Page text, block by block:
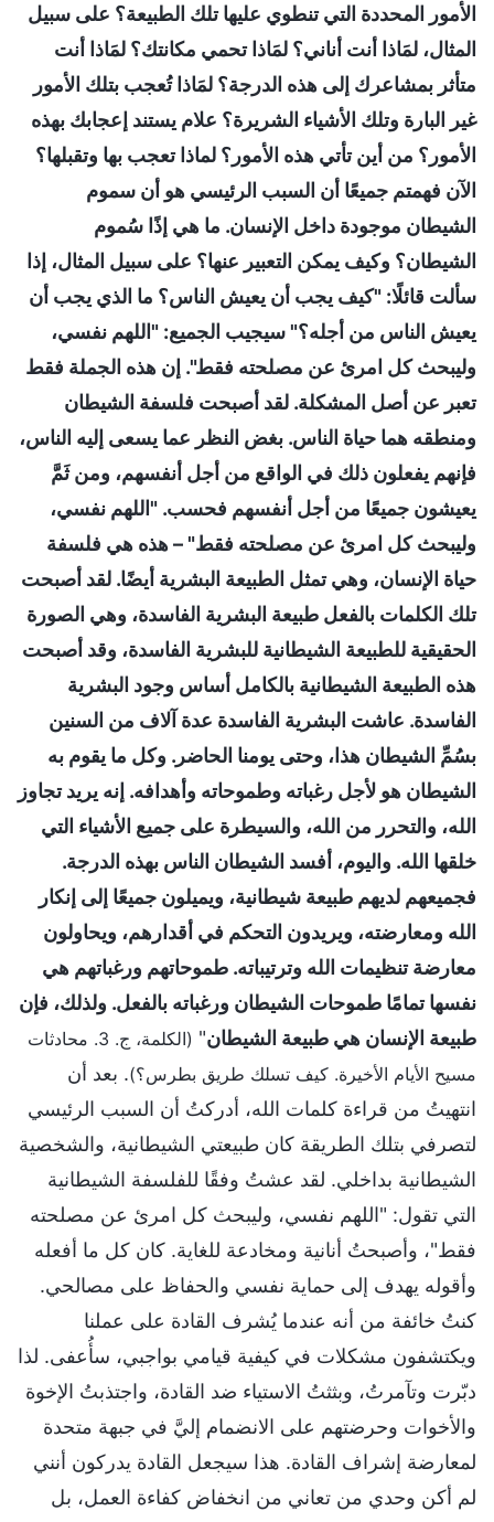
الأمور المحددة التي تنطوي عليها تلك الطبيعة؟ على سبيل
المثال، لمَاذا أنت أناني؟ لمَاذا تحمي مكانتك؟ لمَاذا أنت
متأثر بمشاعرك إلى هذه الدرجة؟ لمَاذا تُعجب بتلك الأمور
غير البارة وتلك الأشياء الشريرة؟ علام يستند إعجابك بهذه
الأمور؟ من أين تأتي هذه الأمور؟ لماذا تعجب بها وتقبلها؟
الآن فهمتم جميعًا أن السبب الرئيسي هو أن سموم
الشيطان موجودة داخل الإنسان. ما هي إذًا سُموم
الشيطان؟ وكيف يمكن التعبير عنها؟ على سبيل المثال، إذا
سألت قائلًا: "كيف يجب أن يعيش الناس؟ ما الذي يجب أن
يعيش الناس من أجله؟" سيجيب الجميع: "اللهم نفسي،
وليبحث كل امرئ عن مصلحته فقط". إن هذه الجملة فقط
تعبر عن أصل المشكلة. لقد أصبحت فلسفة الشيطان
ومنطقه هما حياة الناس. بغض النظر عما يسعى إليه الناس،
فإنهم يفعلون ذلك في الواقع من أجل أنفسهم، ومن ثَمَّ
يعيشون جميعًا من أجل أنفسهم فحسب. "اللهم نفسي،
وليبحث كل امرئ عن مصلحته فقط" – هذه هي فلسفة
حياة الإنسان، وهي تمثل الطبيعة البشرية أيضًا. لقد أصبحت
تلك الكلمات بالفعل طبيعة البشرية الفاسدة، وهي الصورة
الحقيقية للطبيعة الشيطانية للبشرية الفاسدة، وقد أصبحت
هذه الطبيعة الشيطانية بالكامل أساس وجود البشرية
الفاسدة. عاشت البشرية الفاسدة عدة آلاف من السنين
بسُمِّ الشيطان هذا، وحتى يومنا الحاضر. وكل ما يقوم به
الشيطان هو لأجل رغباته وطموحاته وأهدافه. إنه يريد تجاوز
الله، والتحرر من الله، والسيطرة على جميع الأشياء التي
خلقها الله. واليوم، أفسد الشيطان الناس بهذه الدرجة.
فجميعهم لديهم طبيعة شيطانية، ويميلون جميعًا إلى إنكار
الله ومعارضته، ويريدون التحكم في أقدارهم، ويحاولون
معارضة تنظيمات الله وترتيباته. طموحاتهم ورغباتهم هي
نفسها تمامًا طموحات الشيطان ورغباته بالفعل. ولذلك، فإن
طبيعة الإنسان هي طبيعة الشيطان"
(الكلمة، ج. 3. محادثات
مسيح الأيام الأخيرة. كيف تسلك طريق بطرس؟). بعد أن
انتهيتُ من قراءة كلمات الله، أدركتُ أن السبب الرئيسي
لتصرفي بتلك الطريقة كان طبيعتي الشيطانية، والشخصية
الشيطانية بداخلي. لقد عشتُ وفقًا للفلسفة الشيطانية
التي تقول: "اللهم نفسي، وليبحث كل امرئ عن مصلحته
فقط"، وأصبحتُ أنانية ومخادعة للغاية. كان كل ما أفعله
وأقوله يهدف إلى حماية نفسي والحفاظ على مصالحي.
كنتُ خائفة من أنه عندما يُشرف القادة على عملنا
ويكتشفون مشكلات في كيفية قيامي بواجبي، سأُعفى. لذا
دبّرت وتآمرتُ، وبثثتُ الاستياء ضد القادة، واجتذبتُ الإخوة
والأخوات وحرضتهم على الانضمام إليَّ في جبهة متحدة
لمعارضة إشراف القادة. هذا سيجعل القادة يدركون أنني
لم أكن وحدي من تعاني من انخفاض كفاءة العمل، بل